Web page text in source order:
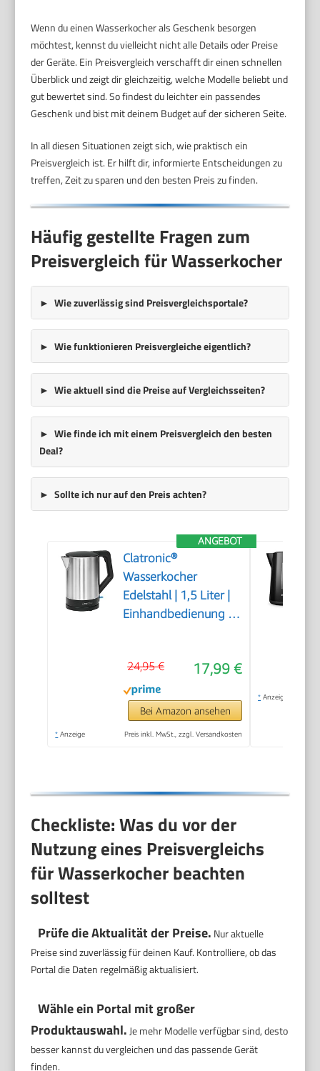
Wenn du einen Wasserkocher als Geschenk besorgen
möchtest, kennst du vielleicht nicht alle Details oder Preise
der Geräte. Ein Preisvergleich verschafft dir einen schnellen
Überblick und zeigt dir gleichzeitig, welche Modelle beliebt und
gut bewertet sind. So findest du leichter ein passendes
Geschenk und bist mit deinem Budget auf der sicheren Seite.
In all diesen Situationen zeigt sich, wie praktisch ein
Preisvergleich ist. Er hilft dir, informierte Entscheidungen zu
treffen, Zeit zu sparen und den besten Preis zu finden.
Häufig gestellte Fragen zum
Preisvergleich für Wasserkocher
Wie zuverlässig sind Preisvergleichsportale?
Wie funktionieren Preisvergleiche eigentlich?
Wie aktuell sind die Preise auf Vergleichsseiten?
Wie finde ich mit einem Preisvergleich den besten
Deal?
Sollte ich nur auf den Preis achten?
ANGEBOT
Clatronic®
Wasserkocher
Edelstahl | 1,5 Liter |
Einhandbedienung |
Kabelaufwicklung |
Wasserkocher
schwarz | WKS 3692
schwarz
17,99 €
24,95 €
Bei Amazon ansehen
* Anzeige Preis inkl. MwSt., zzgl. Versandkosten
* Anzeige
Checkliste: Was du vor der
Nutzung eines Preisvergleichs
für Wasserkocher beachten
solltest
Prüfe die Aktualität der Preise. Nur aktuelle
Preise sind zuverlässig für deinen Kauf. Kontrolliere, ob das
Portal die Daten regelmäßig aktualisiert.
Wähle ein Portal mit großer
Produktauswahl. Je mehr Modelle verfügbar sind, desto
besser kannst du vergleichen und das passende Gerät
finden.